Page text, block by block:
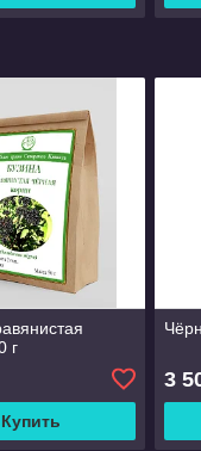
г
Купить
3